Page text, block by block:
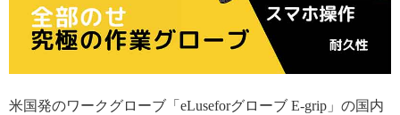
米国発のワークグローブ「eLuseforグローブ E-grip」の国内